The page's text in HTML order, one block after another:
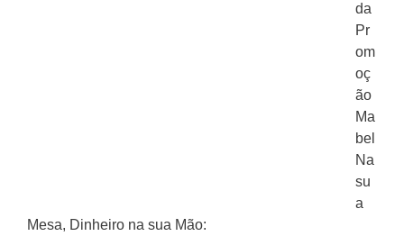
da
Pr
om
oç
ão
Ma
bel
Na
su
a
Mesa, Dinheiro na sua Mão: